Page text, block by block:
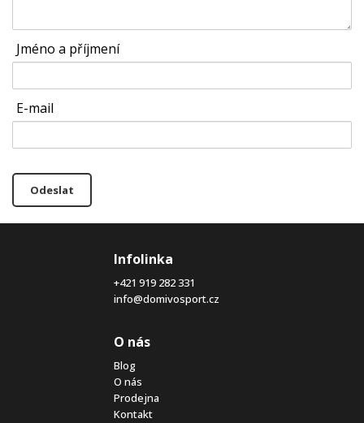
Jméno a příjmení
E-mail
Odeslat
Infolinka
+421 919 282 331
info@domivosport.cz
O nás
Blog
O nás
Prodejna
Kontakt